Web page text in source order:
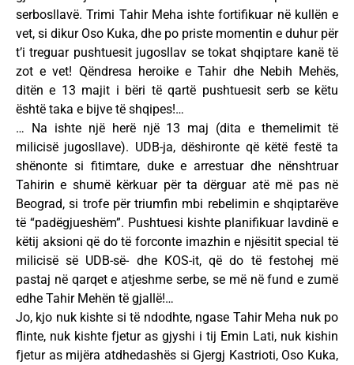
serbosllavë. Trimi Tahir Meha ishte fortifikuar në kullën e
vet, si dikur Oso Kuka, dhe po priste momentin e duhur për
t’i treguar pushtuesit jugosllav se tokat shqiptare kanë të
zot e vet! Qëndresa heroike e Tahir dhe Nebih Mehës,
ditën e 13 majit i bëri të qartë pushtuesit serb se këtu
është taka e bijve të shqipes!…
… Na ishte një herë një 13 maj (dita e themelimit të
milicisë jugosllave). UDB-ja, dëshironte që këtë festë ta
shënonte si fitimtare, duke e arrestuar dhe nënshtruar
Tahirin e shumë kërkuar për ta dërguar atë më pas në
Beograd, si trofe për triumfin mbi rebelimin e shqiptarëve
të “padëgjueshëm”. Pushtuesi kishte planifikuar lavdinë e
këtij aksioni që do të forconte imazhin e njësitit special të
milicisë së UDB-së- dhe KOS-it, që do të festohej më
pastaj në qarqet e atjeshme serbe, se më në fund e zumë
edhe Tahir Mehën të gjallë!…
Jo, kjo nuk kishte si të ndodhte, ngase Tahir Meha nuk po
flinte, nuk kishte fjetur as gjyshi i tij Emin Lati, nuk kishin
fjetur as mijëra atdhedashës si Gjergj Kastrioti, Oso Kuka,